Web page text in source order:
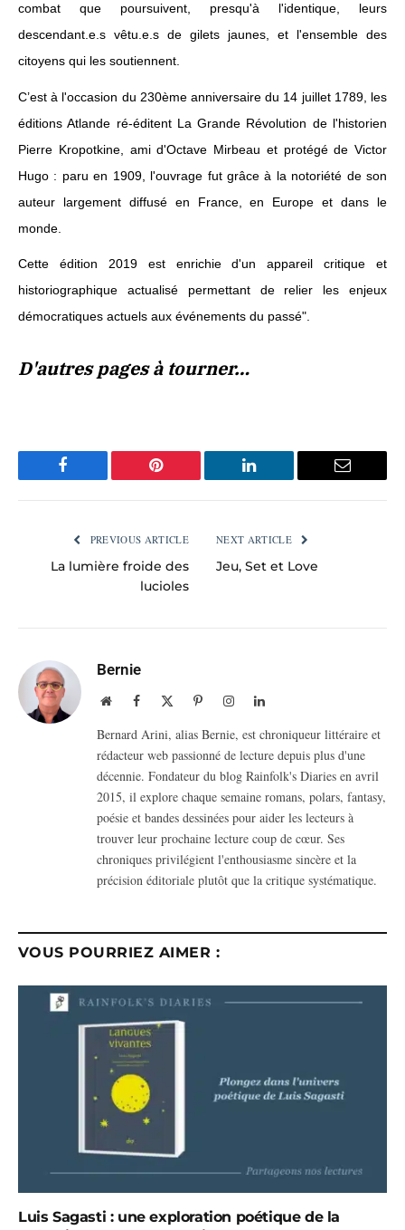
combat que poursuivent, presqu'à l'identique, leurs
descendant.e.s vêtu.e.s de gilets jaunes, et l'ensemble des
citoyens qui les soutiennent.
C’est à l'occasion du 230ème anniversaire du 14 juillet 1789, les
éditions Atlande ré-éditent La Grande Révolution de l'historien
Pierre Kropotkine, ami d'Octave Mirbeau et protégé de Victor
Hugo : paru en 1909, l'ouvrage fut grâce à la notoriété de son
auteur largement diffusé en France, en Europe et dans le
monde.
Cette édition 2019 est enrichie d'un appareil critique et
historiographique actualisé permettant de relier les enjeux
démocratiques actuels aux événements du passé".
D'autres pages à tourner…
Facebook Pinterest LinkedIn Email
PREVIOUS ARTICLE
La lumière froide des
lucioles
NEXT ARTICLE
Jeu, Set et Love
Bernie
WebsiteFacebook PinterestInstagramLinkedIn
Bernard Arini, alias Bernie, est chroniqueur littéraire et
rédacteur web passionné de lecture depuis plus d'une
décennie. Fondateur du blog Rainfolk's Diaries en avril
2015, il explore chaque semaine romans, polars, fantasy,
poésie et bandes dessinées pour aider les lecteurs à
trouver leur prochaine lecture coup de cœur. Ses
chroniques privilégient l'enthousiasme sincère et la
précision éditoriale plutôt que la critique systématique.
VOUS POURRIEZ AIMER :
Luis Sagasti : une exploration poétique de la